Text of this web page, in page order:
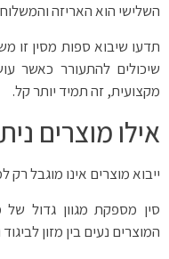
השלישי הוא האריזה
תדעו שיבוא ספות מסין זו
שיכולים להתעורר כאשר
מקצועית, זה תמיד יותר קל.
אילו מוצרים
ייבוא מוצרים אינו מוגבל רק
סין מספקת מגוון גדול של
המוצרים נעים בין מזון לביגוד